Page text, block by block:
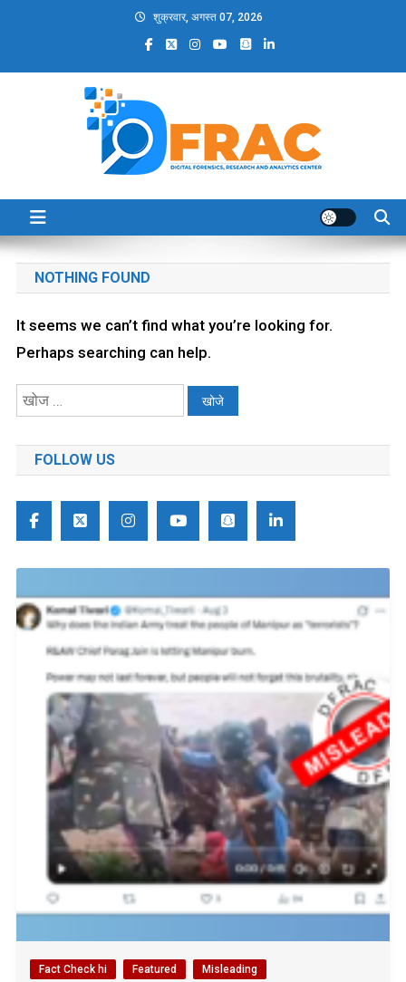
शुक्रवार, अगस्त 07, 2026
DFRAC_ORG
NOTHING FOUND
It seems we can’t find what you’re looking for.
Perhaps searching can help.
निम्न
खोजें:FOLLOW US
Fact Check hi Featured Misleading